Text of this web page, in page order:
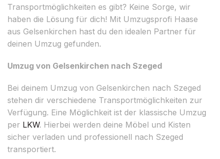
Transportmöglichkeiten es gibt? Keine Sorge, wir
haben die Lösung für dich! Mit Umzugsprofi Haase
aus Gelsenkirchen hast du den idealen Partner für
deinen Umzug gefunden.
Umzug von Gelsenkirchen nach Szeged
Bei deinem Umzug von Gelsenkirchen nach Szeged
stehen dir verschiedene Transportmöglichkeiten zur
Verfügung. Eine Möglichkeit ist der klassische Umzug
per LKW. Hierbei werden deine Möbel und Kisten
sicher verladen und professionell nach Szeged
transportiert.